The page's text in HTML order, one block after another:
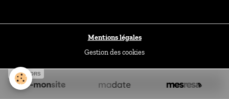
Mentions légales
Gestion des cookies
SPONSORS